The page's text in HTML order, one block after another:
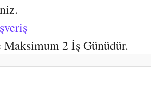
2 İş Günüdür.